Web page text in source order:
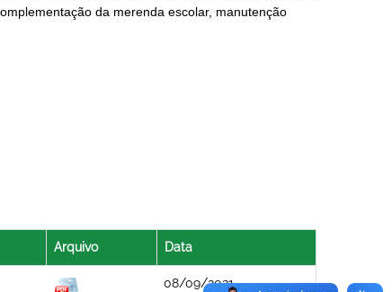
da merenda escolar, manutenção
Arquivo Data
08/09/2021